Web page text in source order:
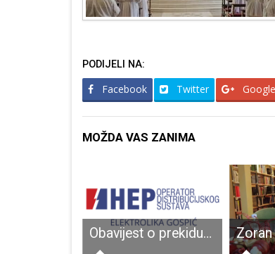
PODIJELI NA:
Facebook Twitter
MOŽDA VAS ZANIMA
Obavijest o prekidu opskrbe električnom energijom za dio naselja Bakovac Kosinjski